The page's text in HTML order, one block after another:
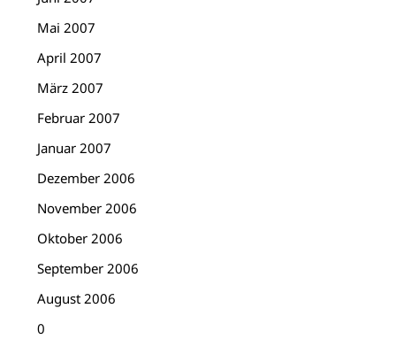
Mai 2007
April 2007
März 2007
Februar 2007
Januar 2007
Dezember 2006
November 2006
Oktober 2006
September 2006
August 2006
0